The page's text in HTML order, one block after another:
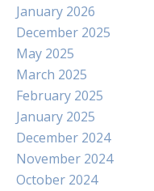
January 2026
December 2025
May 2025
March 2025
February 2025
January 2025
December 2024
November 2024
October 2024